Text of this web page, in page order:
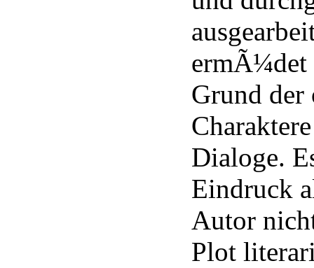
ermÃ¼det
Grund
Dialoge.
Eindruck
Autor
Plot